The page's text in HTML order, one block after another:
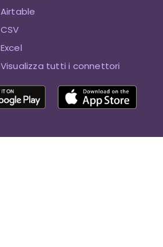
Airtable
CSV
Excel
Visualizza tutti i connettori